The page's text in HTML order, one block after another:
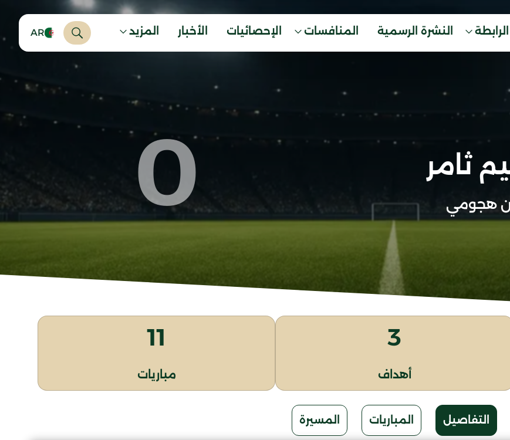
الرابطة النشرة الرسمية المنافسات الإحصائيات الأخبار المزيد AR
ثامر
هجومي 0
3
أهداف
11
مباريات
التفاصيل المباريات المسيرة